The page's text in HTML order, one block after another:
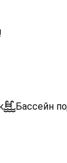
Бассейн